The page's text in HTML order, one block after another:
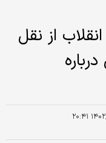
از نقل
۲۰:۴۱